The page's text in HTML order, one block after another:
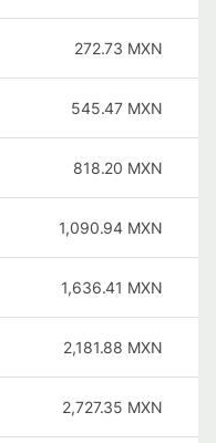
272.73 MXN
545.47 MXN
818.20 MXN
1,090.94 MXN
1,636.41 MXN
2,181.88 MXN
2,727.35 MXN